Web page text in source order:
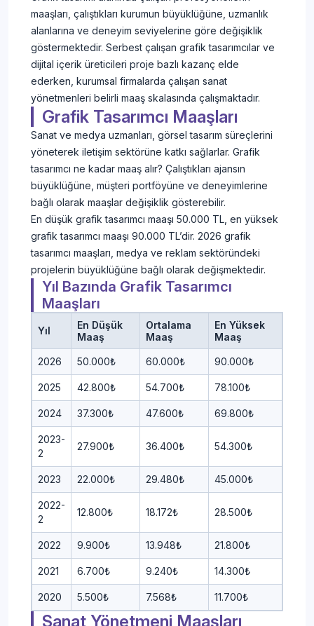
maaşları, çalıştıkları kurumun büyüklüğüne, uzmanlık
alanlarına ve deneyim seviyelerine göre değişiklik
göstermektedir. Serbest çalışan grafik tasarımcılar ve
dijital içerik üreticileri proje bazlı kazanç elde
ederken, kurumsal firmalarda çalışan sanat
yönetmenleri belirli maaş skalasında çalışmaktadır.
Grafik Tasarımcı Maaşları
Sanat ve medya uzmanları, görsel tasarım süreçlerini
yöneterek iletişim sektörüne katkı sağlarlar. Grafik
tasarımcı ne kadar maaş alır? Çalıştıkları ajansın
büyüklüğüne, müşteri portföyüne ve deneyimlerine
bağlı olarak maaşlar değişiklik gösterebilir.
En düşük grafik tasarımcı maaşı 50.000 TL, en yüksek
grafik tasarımcı maaşı 90.000 TL’dir. 2026 grafik
tasarımcı maaşları, medya ve reklam sektöründeki
projelerin büyüklüğüne bağlı olarak değişmektedir.
Yıl Bazında Grafik Tasarımcı
Maaşları
Yıl
En Düşük
Maaş
Ortalama
Maaş
En Yüksek
Maaş
2026 50.000₺ 60.000₺ 90.000₺
2025 42.800₺ 54.700₺ 78.100₺
2024 37.300₺ 47.600₺ 69.800₺
2023-
2
27.900₺ 36.400₺ 54.300₺
2023 22.000₺ 29.480₺ 45.000₺
2022-
2
12.800₺ 18.172₺ 28.500₺
2022 9.900₺ 13.948₺ 21.800₺
2021 6.700₺ 9.240₺ 14.300₺
2020 5.500₺ 7.568₺ 11.700₺
Sanat Yönetmeni Maaşları